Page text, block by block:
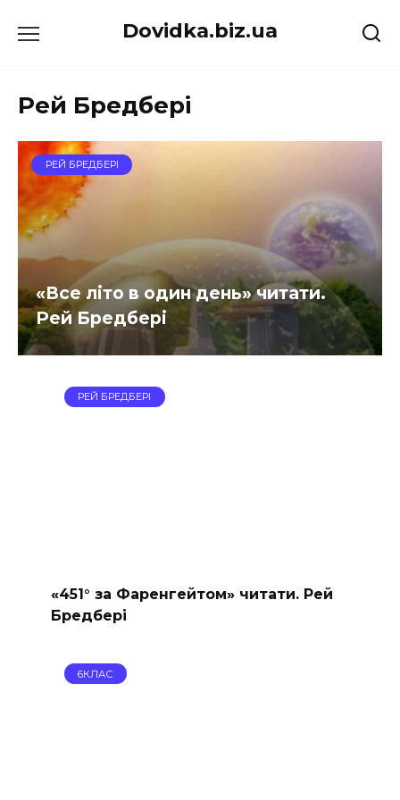
до
Dovidka.biz.ua
Рей Бредбері
РЕЙ БРЕДБЕРІ
«Все літо в один день» читати.
Рей Бредбері
РЕЙ БРЕДБЕРІ
«451° за Фаренгейтом» читати. Рей
Бредбері
6КЛАС